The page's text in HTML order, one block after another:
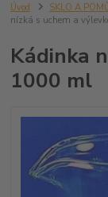
Úvod SKLO A
nízká s uchem a
Kádinka
1000 ml